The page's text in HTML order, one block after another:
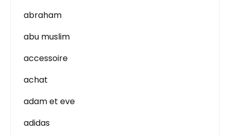
abraham
abu muslim
accessoire
achat
adam et eve
adidas